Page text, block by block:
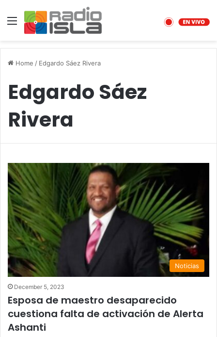
Menu
Home / Edgardo Sáez Rivera
Edgardo Sáez
Rivera
Noticias
December 5, 2023
Esposa de maestro desaparecido
cuestiona falta de activación de Alerta
Ashanti